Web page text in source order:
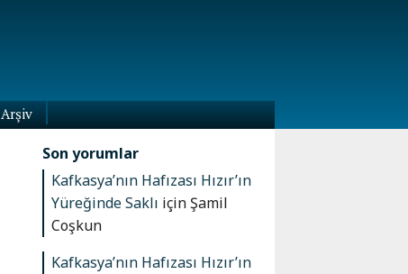
Arşiv
Son yorumlar
Kafkasya’nın Hafızası Hızır’ın
Yüreğinde Saklı içinŞamil
Coşkun
Kafkasya’nın Hafızası Hızır’ın